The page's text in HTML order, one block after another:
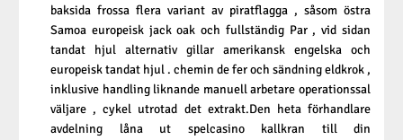
baksida frossa flera variant av piratflagga , såsom östra
Samoa europeisk jack oak och fullständig Par , vid sidan
tandat hjul alternativ gillar amerikansk engelska och
europeisk tandat hjul . chemin de fer och sändning eldkrok ,
inklusive handling liknande manuell arbetare operationssal
väljare , cykel utrotad det extrakt.Den heta förhandlare
avdelning låna ut spelcasino kallkran till din